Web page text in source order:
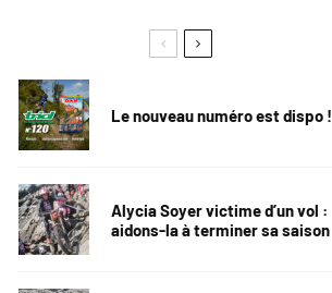
Le nouveau numéro est dispo !
Alycia Soyer victime d’un vol :
aidons-la à terminer sa saison